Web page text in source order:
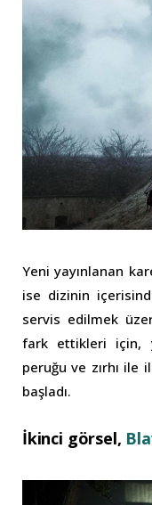
Yeni yayınlanan
ise dizinin
servis edilmek
fark ettikleri için,
peruğu ve zırhı ile
başladı.
İkinci görsel,